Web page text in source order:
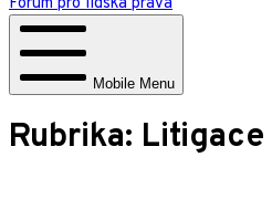
Mobile Menu
Rubrika: Litigace